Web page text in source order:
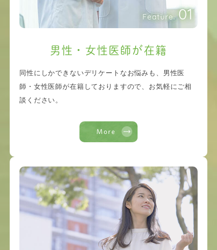
Feature. 01
男性・女性医師が在籍
同性にしかできないデリケートなお悩みも、男性医
師・女性医師が在籍しておりますので、お気軽にご相
談ください。
More